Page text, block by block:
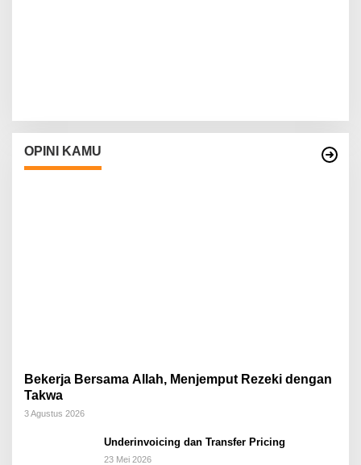
OPINI KAMU
Bekerja Bersama Allah, Menjemput Rezeki dengan
Takwa
3 Agustus 2026
Underinvoicing dan Transfer Pricing
23 Mei 2026